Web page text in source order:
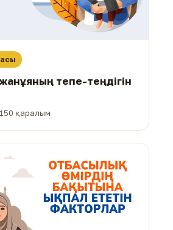
тепе-теңдігін
қаралым